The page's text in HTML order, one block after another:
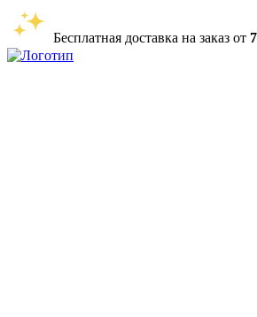
Бесплатная доставка на заказ от